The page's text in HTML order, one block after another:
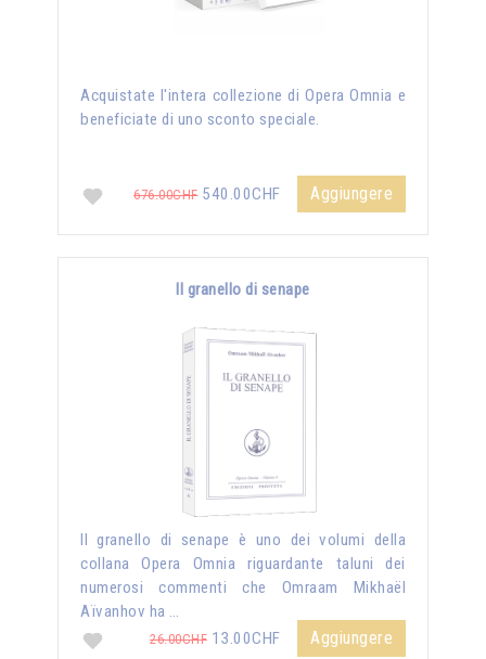
Acquistate l'intera collezione di Opera Omnia e
beneficiate di uno sconto speciale.
676.00CHF540.00CHF Aggiungere
Il granello di senape
Il granello di senape è uno dei volumi della
collana Opera Omnia riguardante taluni dei
numerosi commenti che Omraam Mikhaël
Aïvanhov ha …
26.00CHF 13.00CHF Aggiungere